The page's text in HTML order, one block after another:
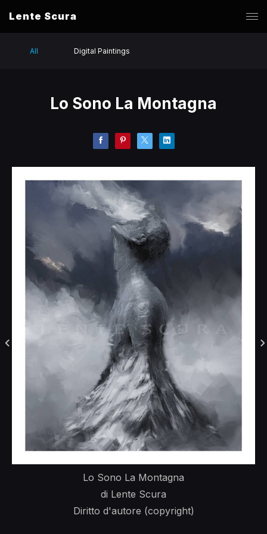
Lente Scura
All Digital Paintings
Lo Sono La Montagna
Lo Sono La Montagna
di Lente Scura
Diritto d'autore (copyright)